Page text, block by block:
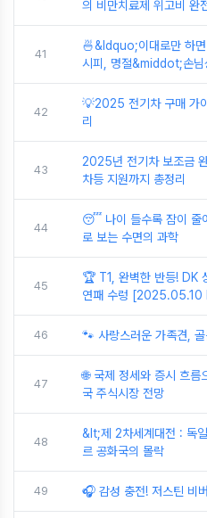
의 비만치료제 위고비 완
41
🍜&ldquo;이대로만 하
시피, 명절&middot;손님
42
💡2025 전기차 구매 가
리
43
2025년 전기차 보조금
차등 지원까지 총정리
44
😴 나이 들수록 잠이 줄
로 보는 수면의 과학
45
🏆 T1, 완벽한 반등!
연패 수렁 [2025.05.10
46 🐾 사랑스러운 가족견,
47
🌐 국제 정세와 증시 흐
국 주식시장 전망
48
&lt;제 2차세계대전 : 독
르 공화국의 몰락
49 🎧 감성 충전! 저스틴 비